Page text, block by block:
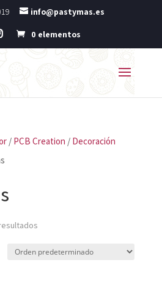
info@pastymas.es
0 elementos
/ PCB Creation / Decoración